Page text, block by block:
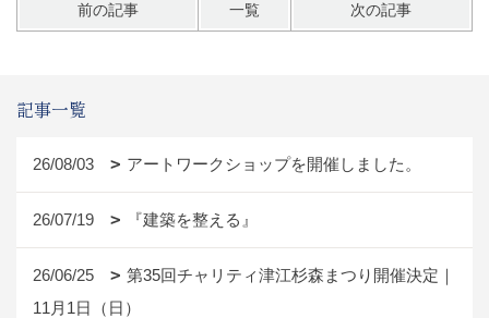
前の記事 一覧 次の記事
記事一覧
26/08/03 アートワークショップを開催しました。
26/07/19 『建築を整える』
26/06/25
第35回チャリティ津江杉森まつり開催決定｜
11月1日（日）